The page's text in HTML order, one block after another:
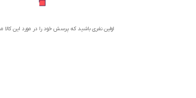
اولین نفری باشید که پرسش خود را در مورد این